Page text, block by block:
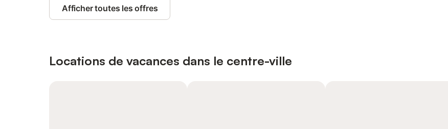
Afficher toutes les offres
Locations de vacances dans le centre-ville